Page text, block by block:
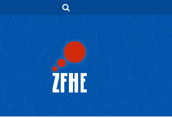
Zum
Hauptnavigation